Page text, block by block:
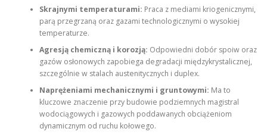
Skrajnymi temperaturami: Praca z mediami kriogenicznymi,
parą przegrzaną oraz gazami technologicznymi o wysokiej
temperaturze.
Agresją chemiczną i korozją: Odpowiedni dobór spoiw oraz
gazów osłonowych zapobiega degradacji międzykrystalicznej,
szczególnie w stalach austenitycznych i duplex.
Naprężeniami mechanicznymi i gruntowymi: Ma to
kluczowe znaczenie przy budowie podziemnych magistral
wodociągowych i gazowych poddawanych obciążeniom
dynamicznym od ruchu kołowego.